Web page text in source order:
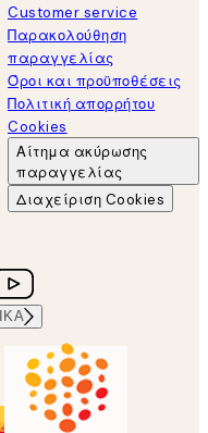
Customer service
Παρακολούθηση
παραγγελίας
Όροι και προϋποθέσεις
Πολιτική απορρήτου
Cookies
Αίτημα ακύρωσης
παραγγελίας
Διαχείριση Cookies